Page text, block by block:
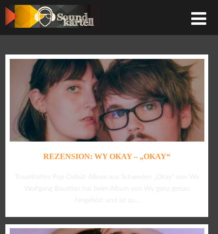
REZENSION: WY OKAY – „OKAY“
Traumhaftes Pop-Debüt-Album aus Schweden „Okay“ von Wy
Wolfgang Baustian hat beim Album von Wy ganz genau
hingehört und ist zu...